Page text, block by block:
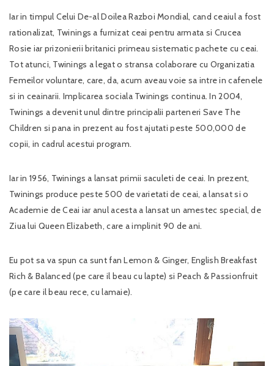
Iar in timpul Celui De-al Doilea Razboi Mondial, cand ceaiul a fost
rationalizat, Twinings a furnizat ceai pentru armata si Crucea
Rosie iar prizonierii britanici primeau sistematic pachete cu ceai.
Tot atunci, Twinings a legat o stransa colaborare cu Organizatia
Femeilor voluntare, care, da, acum aveau voie sa intre in cafenele
si in ceainarii. Implicarea sociala Twinings continua. In 2004,
Twinings a devenit unul dintre principalii parteneri Save The
Children si pana in prezent au fost ajutati peste 500,000 de
copii, in cadrul acestui program.
Iar in 1956, Twinings a lansat primii saculeti de ceai. In prezent,
Twinings produce peste 500 de varietati de ceai, a lansat si o
Academie de Ceai iar anul acesta a lansat un amestec special, de
Ziua lui Queen Elizabeth, care a implinit 90 de ani.
Eu pot sa va spun ca sunt fan Lemon & Ginger, English Breakfast
Rich & Balanced (pe care il beau cu lapte) si Peach & Passionfruit
(pe care il beau rece, cu lamaie).